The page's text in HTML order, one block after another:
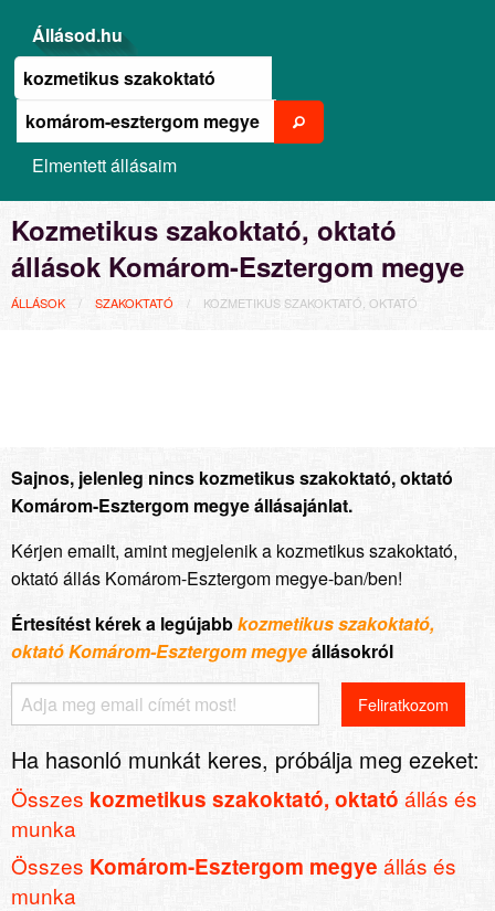
Állásod.hu
Elmentett állásaim
Kozmetikus szakoktató, oktató
állások Komárom-Esztergom megye
ÁLLÁSOK SZAKOKTATÓ KOZMETIKUS SZAKOKTATÓ, OKTATÓ
Sajnos, jelenleg nincs kozmetikus szakoktató, oktató
Komárom-Esztergom megye állásajánlat.
Kérjen emailt, amint megjelenik a kozmetikus szakoktató,
oktató állás Komárom-Esztergom megye-ban/ben!
Értesítést kérek a legújabbkozmetikus szakoktató,
oktató Komárom-Esztergom megyeállásokról
Ha hasonló munkát keres, próbálja meg ezeket:
Összes kozmetikus szakoktató, oktató állás és
munka
Összes Komárom-Esztergom megye állás és
munka